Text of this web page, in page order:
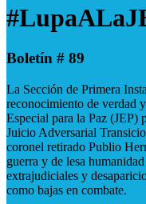
Boletín # 89
La Sección de Primera
reconocimiento de verdad
Especial para la Paz (JEP)
Juicio Adversarial
coronel retirado Publio
guerra y de lesa
extrajudiciales y
como bajas en combate.